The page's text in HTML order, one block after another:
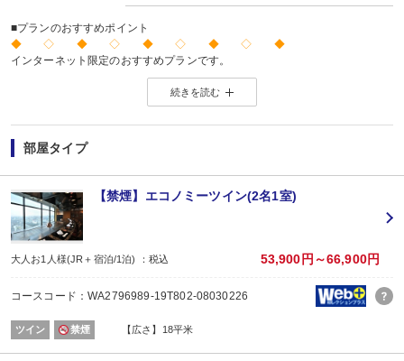
■プランのおすすめポイント
◆ ◇ ◆ ◇ ◆ ◇ ◆ ◇ ◆
インターネット限定のおすすめプランです。
※店頭・電話・メールでのお問合せや申込みは出来ません。
◆ ◇ ◆ ◇ ◆ ◇ ◆ ◇ ◆
続きを読む
部屋タイプ
【禁煙】エコノミーツイン(2名1室)
大人お1人様(JR＋宿泊/1泊) ：税込 53,900円～66,900円
コースコード：WA2796989-19T802-08030226
ツイン 禁煙 【広さ】18平米